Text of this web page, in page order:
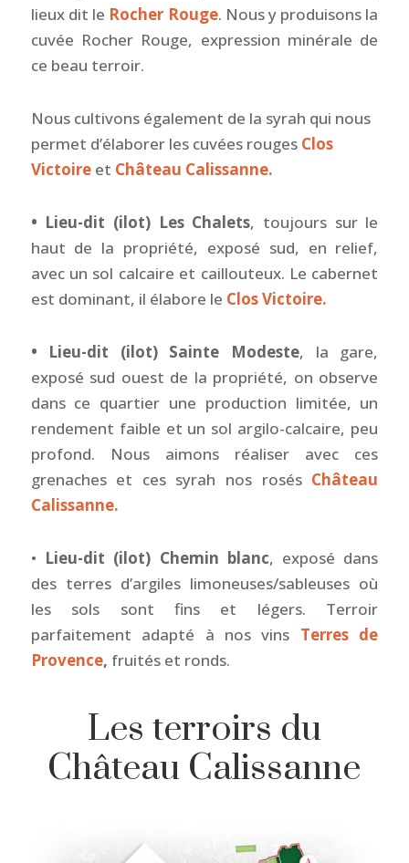
lieux dit le Rocher Rouge. Nous y produisons la
cuvée Rocher Rouge, expression minérale de
ce beau terroir.
Nous cultivons également de la syrah qui nous
permet d’élaborer les cuvées rouges Clos
Victoireet Château Calissanne.
• Lieu-dit (ilot) Les Chalets, toujours sur le
haut de la propriété, exposé sud, en relief,
avec un sol calcaire et caillouteux. Le cabernet
est dominant, il élabore le Clos Victoire.
• Lieu-dit (ilot) Sainte Modeste, la gare,
exposé sud ouest de la propriété, on observe
dans ce quartier une production limitée, un
rendement faible et un sol argilo-calcaire, peu
profond. Nous aimons réaliser avec ces
grenaches et ces syrah nos rosés Château
Calissanne.
• Lieu-dit (ilot) Chemin blanc, exposé dans
des terres d’argiles limoneuses/sableuses où
les sols sont fins et légers. Terroir
parfaitement adapté à nos vins Terres de
Provence, fruités et ronds.
Les terroirs du
Château Calissanne